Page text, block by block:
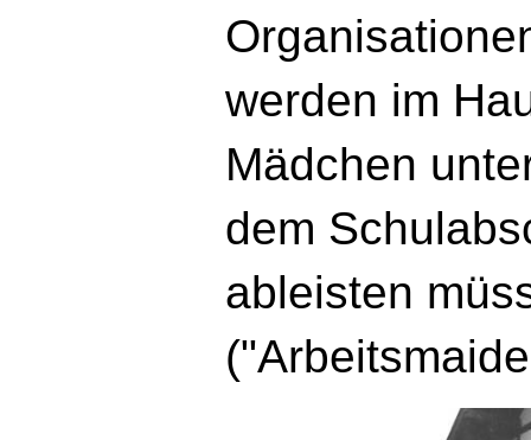
werden im
Mädchen
dem
ableisten